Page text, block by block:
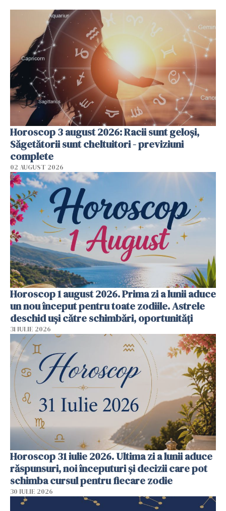
Horoscop 3 august 2026: Racii sunt geloși,
Săgetătorii sunt cheltuitori - previziuni
complete
02 AUGUST 2026
Horoscop 1 august 2026. Prima zi a lunii aduce
un nou început pentru toate zodiile. Astrele
deschid uși către schimbări, oportunități
31 IULIE 2026
Horoscop 31 iulie 2026. Ultima zi a lunii aduce
răspunsuri, noi începuturi și decizii care pot
schimba cursul pentru fiecare zodie
30 IULIE 2026